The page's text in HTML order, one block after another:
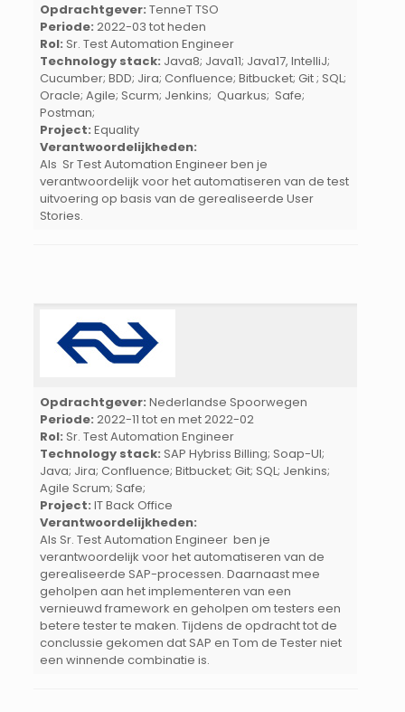
Opdrachtgever:TenneT TSO
Periode: 2022-03 tot heden
Rol: Sr. Test Automation Engineer
Technology stack: Java8; Java11; Java17, IntelliJ;
Cucumber; BDD; Jira; Confluence; Bitbucket; Git ; SQL;
Oracle; Agile; Scurm; Jenkins; Quarkus; Safe;
Postman;
Project:Equality
Verantwoordelijkheden:
Als Sr Test Automation Engineer ben je
verantwoordelijk voor het automatiseren van de test
uitvoering op basis van de gerealiseerde User
Stories.
Opdrachtgever: Nederlandse Spoorwegen
Periode: 2022-11 tot en met 2022-02
Rol: Sr. Test Automation Engineer
Technology stack: SAP Hybriss Billing; Soap-UI;
Java; Jira; Confluence; Bitbucket; Git; SQL; Jenkins;
Agile Scrum; Safe;
Project:IT Back Office
Verantwoordelijkheden:
Als Sr. Test Automation Engineer ben je
verantwoordelijk voor het automatiseren van de
gerealiseerde SAP-processen. Daarnaast mee
geholpen aan het implementeren van een
vernieuwd framework en geholpen om testers een
betere tester te maken. Tijdens de opdracht tot de
conclussie gekomen dat SAP en Tom de Tester niet
een winnende combinatie is.